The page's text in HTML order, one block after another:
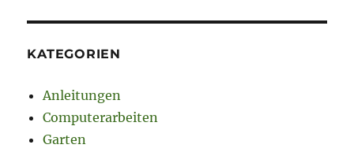
KATEGORIEN
Anleitungen
Computerarbeiten
Garten